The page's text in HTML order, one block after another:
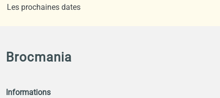
Les prochaines dates
Brocmania
Informations